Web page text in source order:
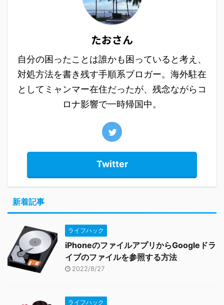
たおさん
自分の困ったことは誰かも困っていると考え、
対処方法を書き残す手順系ブロガー。海外駐在
としてミャンマー在住だったが、残念ながらコ
ロナ影響で一時帰国中。
Twitter
新着記事
ライフハック
iPhoneのファイルアプリからGoogleドラ
イブのファイルを参照する方法
2022/8/27
ライフハック